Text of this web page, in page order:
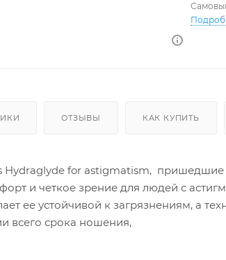
ОТЗЫВЫ КАК КУПИТЬ
Hydraglyde for astigmatism,
и четкое зрение для людей с
ее устойчивой к загрязнениям, а
всего срока ношения,